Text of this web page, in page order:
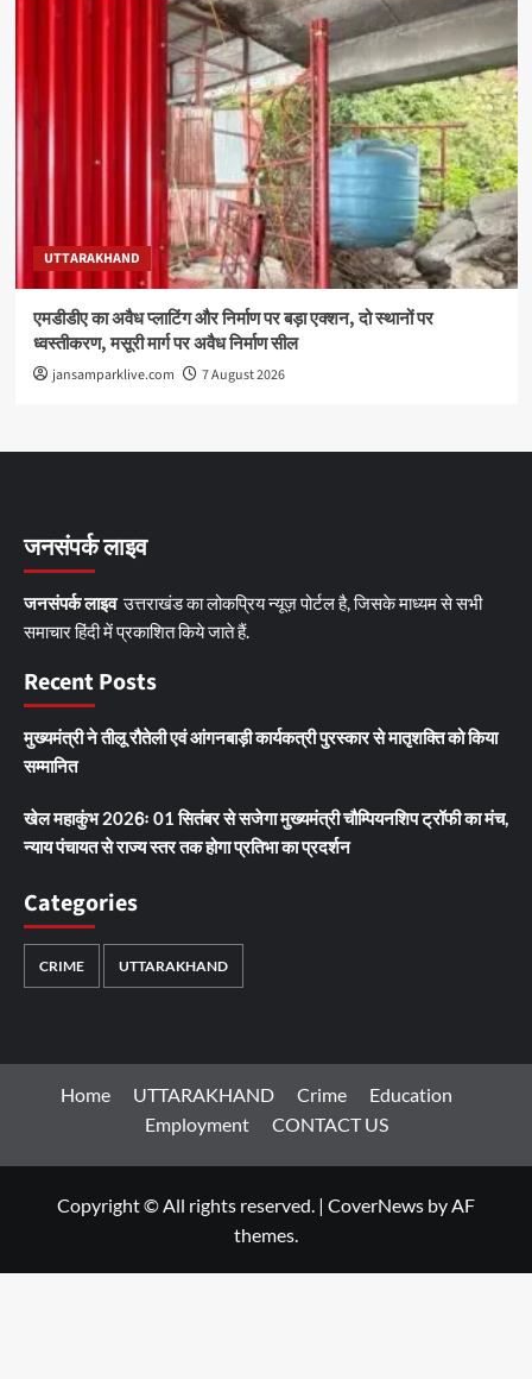
UTTARAKHAND
एमडीडीए का अवैध प्लाटिंग और निर्माण पर बड़ा एक्शन, दो स्थानों पर
ध्वस्तीकरण, मसूरी मार्ग पर अवैध निर्माण सील
jansamparklive.com 7 August 2026
जनसंपर्क लाइव
जनसंपर्क लाइवउत्तराखंड का लोकप्रिय न्यूज़ पोर्टल है, जिसके माध्यम से सभी
समाचार हिंदी में प्रकाशित किये जाते हैं.
Recent Posts
मुख्यमंत्री ने तीलू रौतेली एवं आंगनबाड़ी कार्यकत्री पुरस्कार से मातृशक्ति को किया
सम्मानित
खेल महाकुंभ 2026ः 01 सितंबर से सजेगा मुख्यमंत्री चौम्पियनशिप ट्रॉफी का मंच,
न्याय पंचायत से राज्य स्तर तक होगा प्रतिभा का प्रदर्शन
Categories
CRIME UTTARAKHAND
Home UTTARAKHAND Crime
Education
Employment
CONTACT US
Copyright © All rights reserved. | CoverNews by AF
themes.